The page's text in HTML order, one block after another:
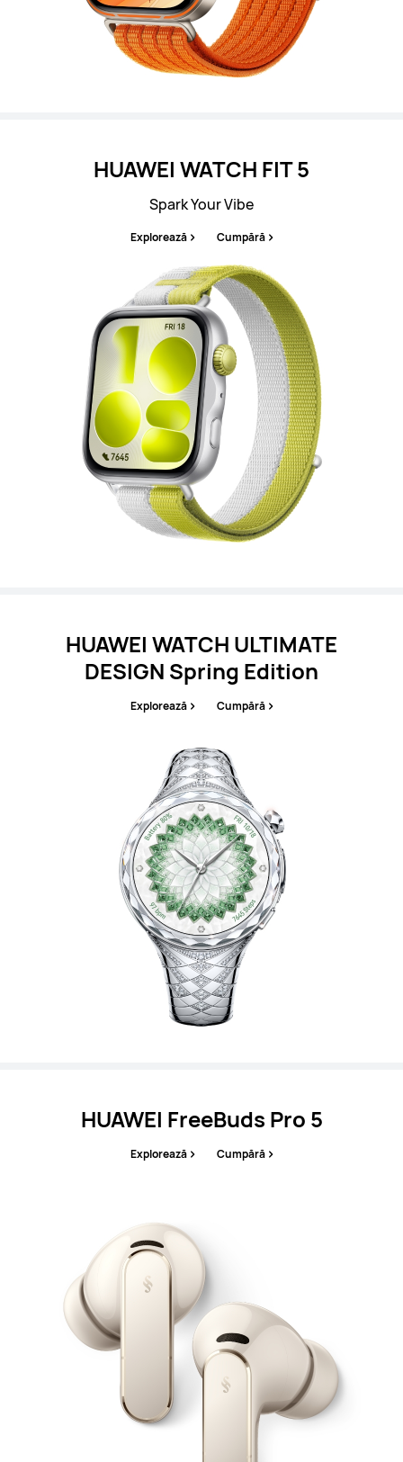
HUAWEI WATCH FIT 5
Spark Your Vibe
Explorează Cumpără
HUAWEI WATCH ULTIMATE
DESIGN Spring Edition
Explorează Cumpără
HUAWEI FreeBuds Pro 5
Explorează Cumpără